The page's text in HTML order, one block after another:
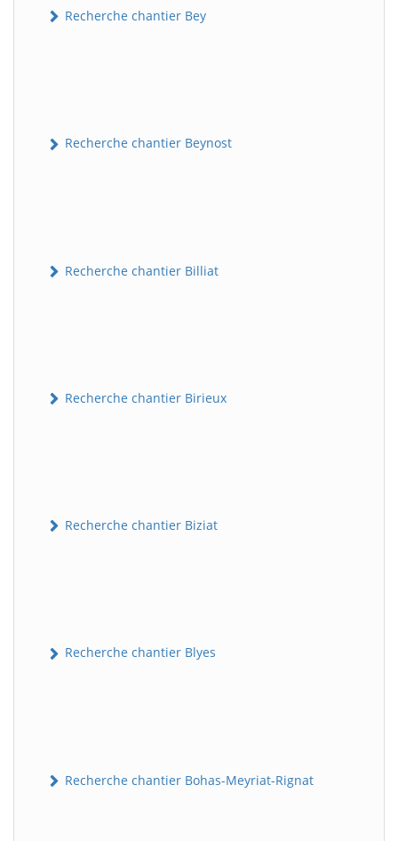
Recherche chantier Bey
Recherche chantier Beynost
Recherche chantier Billiat
Recherche chantier Birieux
Recherche chantier Biziat
Recherche chantier Blyes
Recherche chantier Bohas-Meyriat-Rignat